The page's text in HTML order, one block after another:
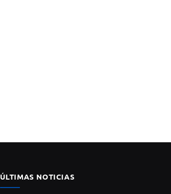
ÚLTIMAS NOTICIAS